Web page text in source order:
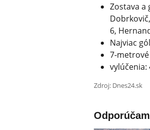
Zostava a
6,
Najviac
7-
vylúčenia:
Zdroj: Dnes24.sk